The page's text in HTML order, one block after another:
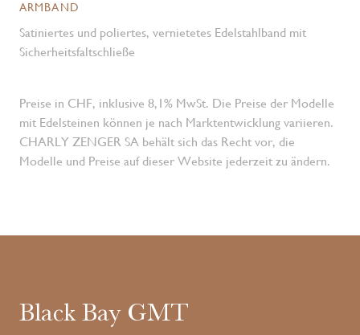
ARMBAND
Satiniertes und poliertes, vernietetes Edelstahlband mit
Sicherheitsfaltschließe
Preise in CHF, inklusive 8,1% MwSt. Die Preise der Modelle
mit Edelsteinen können je nach Marktentwicklung variieren.
CHARLY ZENGER SA behält sich das Recht vor, die
Modelle und Preise auf dieser Website jederzeit zu ändern.
Black Bay GMT